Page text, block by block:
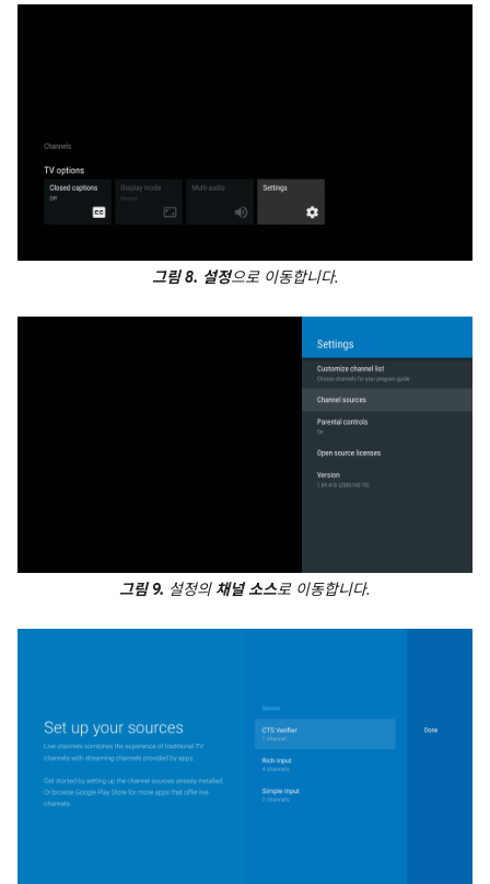
그림 8. 설정으로 이동합니다.
그림 9. 설정의 채널 소스로 이동합니다.